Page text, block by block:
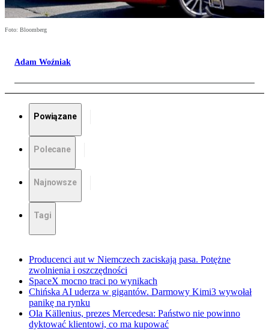
Foto: Bloomberg
Adam Woźniak
Powiązane
Polecane
Najnowsze
Tagi
Producenci aut w Niemczech zaciskają pasa. Potężne
zwolnienia i oszczędności
SpaceX mocno traci po wynikach
Chińska AI uderza w gigantów. Darmowy Kimi3 wywołał
panikę na rynku
Ola Källenius, prezes Mercedesa: Państwo nie powinno
dyktować klientowi, co ma kupować